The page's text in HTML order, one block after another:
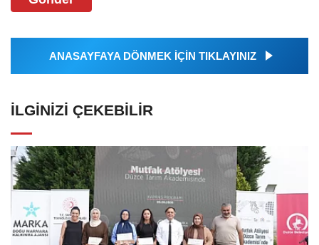
ANASAYFAYA DÖNMEK İÇİN TIKLAYINIZ
İLGINIZI ÇEKEBILIR